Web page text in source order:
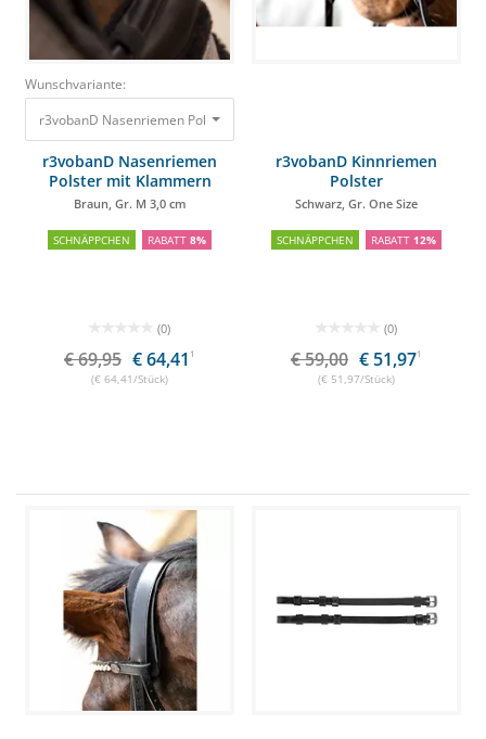
Wunschvariante:
r3vobanD Nasenriemen Polster mit Klammern Braun, Gr. M 3,0 cm
r3vobanD Nasenriemen
Polster mit Klammern
Braun, Gr. M 3,0 cm
SCHNÄPPCHEN RABATT 8%
(0)
€ 69,95 € 64,41 1
(€ 64,41/Stück)
r3vobanD Kinnriemen
Polster
Schwarz, Gr. One Size
SCHNÄPPCHEN RABATT 12%
(0)
€ 59,00 € 51,971
(€ 51,97/Stück)